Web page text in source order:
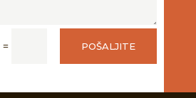
= POŠALJITE